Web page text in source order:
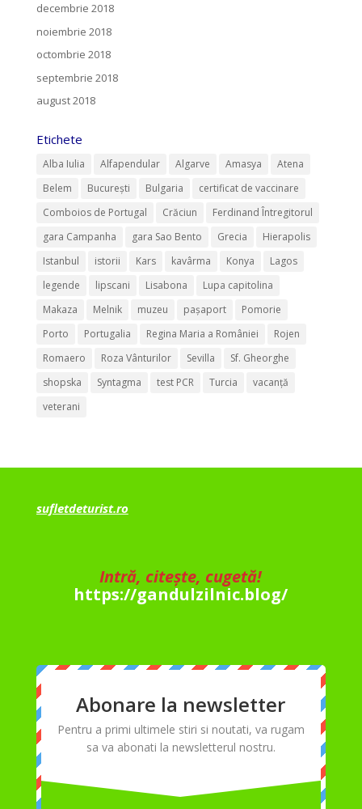
decembrie 2018
noiembrie 2018
octombrie 2018
septembrie 2018
august 2018
Etichete
Alba Iulia Alfapendular Algarve Amasya
Atena
Belem
București Bulgaria
certificat de vaccinare
Comboios de Portugal
Crăciun
Ferdinand Întregitorul
gara Campanha
gara Sao Bento Grecia
Hierapolis
Istanbul
istorii Kars kavârma Konya
Lagos
legende
lipscani Lisabona
Lupa capitolina
Makaza
Melnik muzeu pașaport
Pomorie
Porto
Portugalia Regina Maria a României
Rojen
Romaero
Roza Vânturilor Sevilla
Sf. Gheorghe
shopska
Syntagma test PCR Turcia
vacanță
veterani
sufletdeturist.ro
Intră, citește, cugetă!
https://gandulzilnic.blog/
Abonare la newsletter
Pentru a primi ultimele stiri si noutati, va rugam
sa va abonati la newsletterul nostru.